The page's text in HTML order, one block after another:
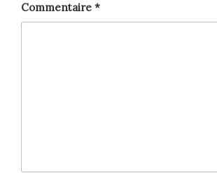
Commentaire *